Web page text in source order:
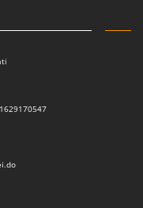
thermiques